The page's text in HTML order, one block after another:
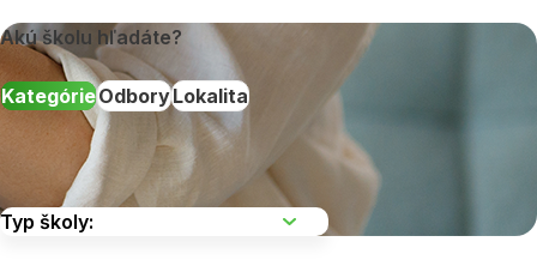
Akú školu hľadáte?
KategórieOdboryLokalita